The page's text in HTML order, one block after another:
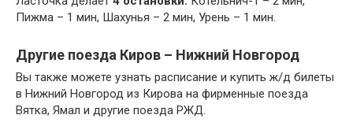
Пижма – 1 мин, Шахунья – 2 мин, Урень – 1 мин.
Другие поезда Киров – Нижний Новгород
Вы также можете узнать расписание и купить ж/д билеты
в Нижний Новгород из Кирова на фирменные поезда
Вятка, Ямал и другие поезда РЖД.